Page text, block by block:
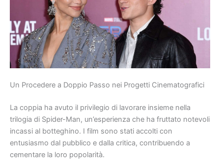
Un Procedere a Doppio Passo nei Progetti Cinematografici
La coppia ha avuto il privilegio di lavorare insieme nella
trilogia di Spider-Man, un’esperienza che ha fruttato notevoli
incassi al botteghino. I film sono stati accolti con
entusiasmo dal pubblico e dalla critica, contribuendo a
cementare la loro popolarità.